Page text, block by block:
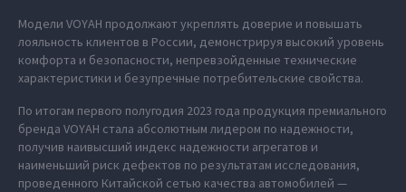
Модели VOYAH продолжают укреплять доверие и повышать
лояльность клиентов в России, демонстрируя высокий уровень
комфорта и безопасности, непревзойденные технические
характеристики и безупречные потребительские свойства.
По итогам первого полугодия 2023 года продукция премиального
бренда VOYAH стала абсолютным лидером по надежности,
получив наивысший индекс надежности агрегатов и
наименьший риск дефектов по результатам исследования,
проведенного Китайской сетью качества автомобилей —